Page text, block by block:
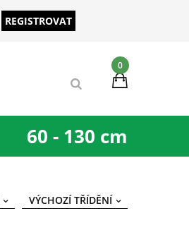
REGISTROVAT
0
60 - 130 cm
VÝCHOZÍ TŘÍDĚNÍ